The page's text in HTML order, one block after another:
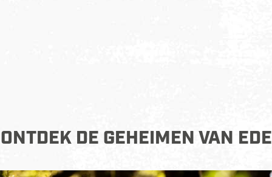
ONTDEK DE GEHEIMEN VAN EDE